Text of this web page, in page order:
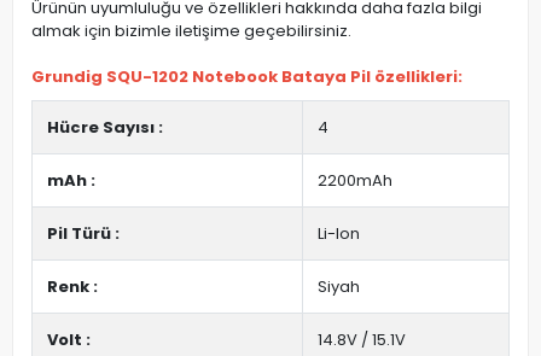
Ürünün uyumluluğu ve özellikleri hakkında daha fazla bilgi
almak için bizimle iletişime geçebilirsiniz.
Grundig SQU-1202 Notebook Bataya Pil özellikleri:
Hücre Sayısı : 4
mAh : 2200mAh
Pil Türü : Li-Ion
Renk : Siyah
Volt : 14.8V / 15.1V